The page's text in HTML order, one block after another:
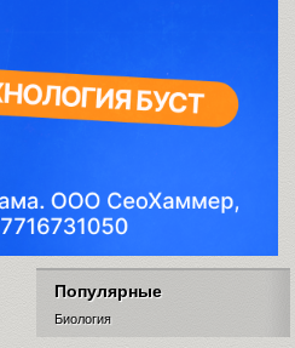
Популярные
Биология